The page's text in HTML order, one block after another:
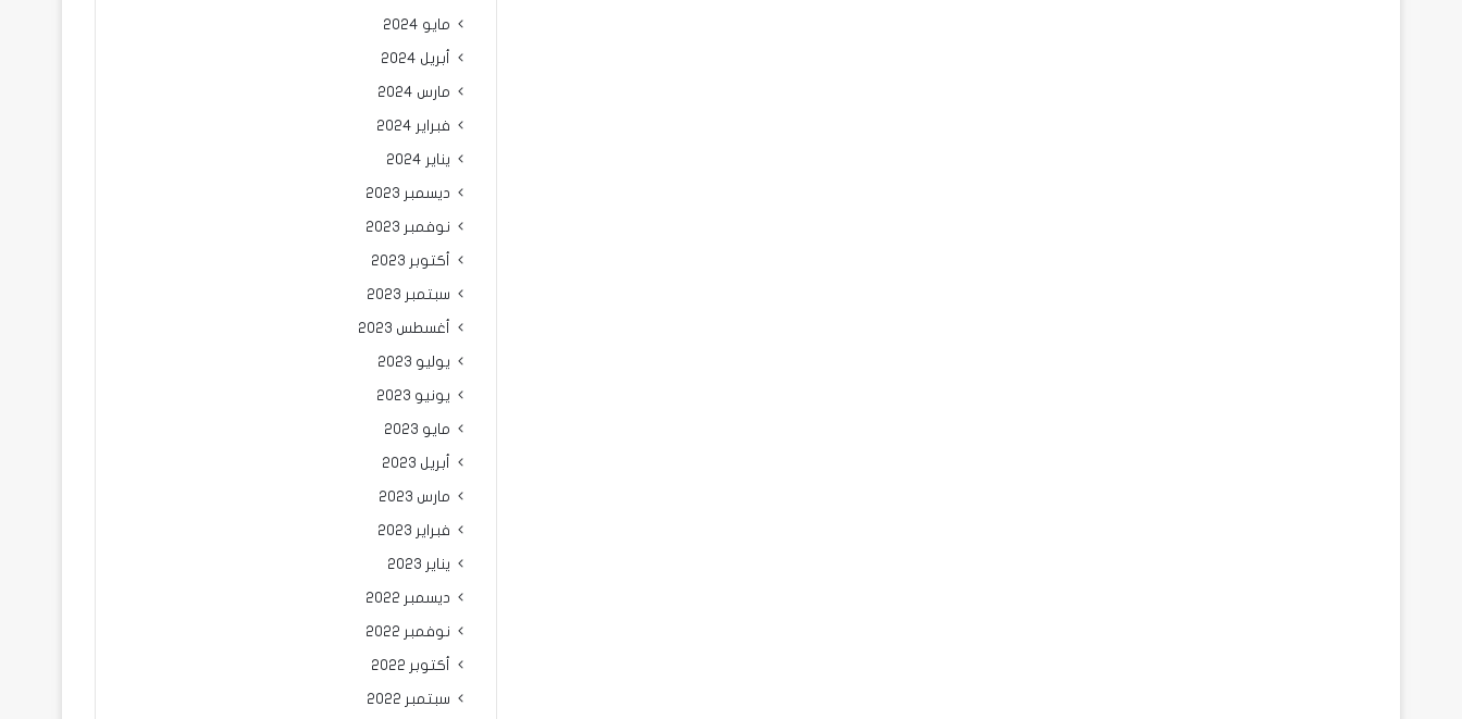
مايو 2024
أبريل 2024
مارس 2024
فبراير 2024
يناير 2024
ديسمبر 2023
نوفمبر 2023
أكتوبر 2023
سبتمبر 2023
أغسطس 2023
يوليو 2023
يونيو 2023
مايو 2023
أبريل 2023
مارس 2023
فبراير 2023
يناير 2023
ديسمبر 2022
نوفمبر 2022
أكتوبر 2022
سبتمبر 2022